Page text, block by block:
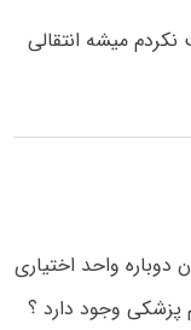
میشه انتقالی
واحد اختیاری
پزشکی وجود دارد ؟